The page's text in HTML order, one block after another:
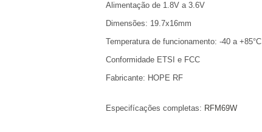
Alimentação de 1.8V a 3.6V
Dimensões: 19.7x16mm
Temperatura de funcionamento: -40 a +85°C
Conformidade ETSI e FCC
Fabricante: HOPE RF
Especifícações completas: RFM69W